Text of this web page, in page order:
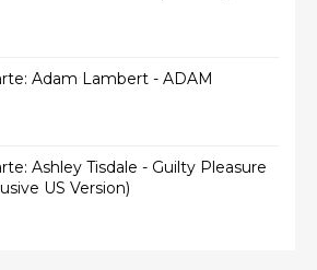
Adam Lambert - ADAM
Ashley Tisdale - Guilty Pleasure
US Version)